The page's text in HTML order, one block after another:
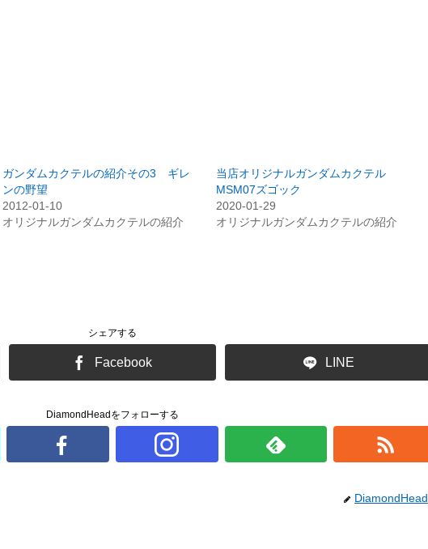
ガンダムカクテルの紹介その3 ギレ
ンの野望
2012-01-10
オリジナルガンダムカクテルの紹介
当店オリジナルガンダムカクテル
MSM07ズゴック
2020-01-29
オリジナルガンダムカクテルの紹介
シェアする
Facebook LINE
DiamondHeadをフォローする
DiamondHead